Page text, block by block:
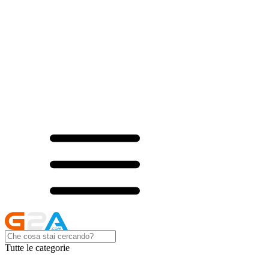
Tutte le categorie